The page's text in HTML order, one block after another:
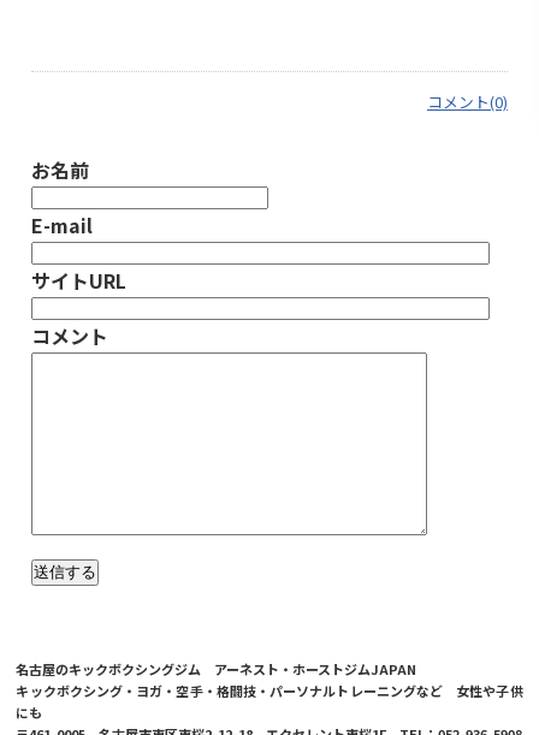
コメント(0)
お名前
E-mail
サイトURL
コメント
名古屋のキックボクシングジム アーネスト・ホーストジムJAPAN
キックボクシング・ヨガ・空手・格闘技・パーソナルトレーニングなど 女性や子供
にも